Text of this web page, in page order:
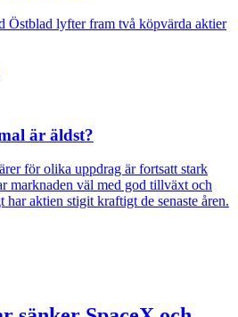
Östblad lyfter fram två köpvärda aktier
är äldst?
för olika uppdrag är fortsatt stark
marknaden väl med god tillväxt och
har aktien stigit kraftigt de senaste åren.